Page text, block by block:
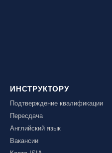
ИНСТРУКТОРУ
Подтверждение квалификации
Пересдача
Английский язык
Вакансии